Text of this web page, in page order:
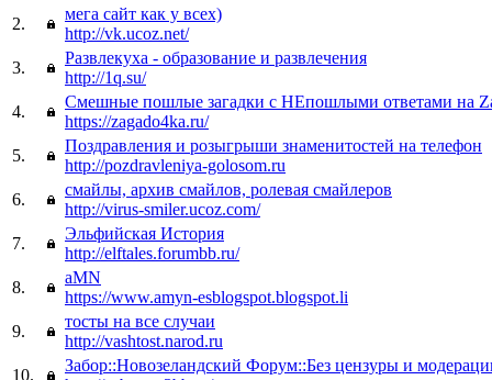
2.
мега сайт как у всех)
http://vk.ucoz.net/
3.
Развлекуха - образование и развлечения
http://1q.su/
4.
Смешные пошлые загадки c НЕпошлыми ответами на
https://zagado4ka.ru/
5.
Поздравления и розыгрыши знаменитостей на телефон
http://pozdravleniya-golosom.ru
6.
смайлы, архив смайлов, ролевая смайлеров
http://virus-smiler.ucoz.com/
7.
Эльфийская История
http://elftales.forumbb.ru/
8.
aMN
https://www.amyn-esblogspot.blogspot.li
9.
тосты на все случаи
http://vashtost.narod.ru
10.
Забор::Новозеландский Форум::Без цензуры и